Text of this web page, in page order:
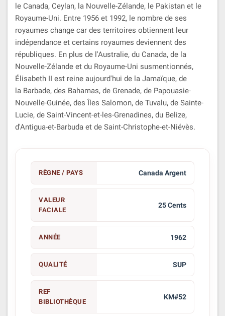
le Canada, Ceylan, la Nouvelle-Zélande, le Pakistan et le
Royaume-Uni. Entre 1956 et 1992, le nombre de ses
royaumes change car des territoires obtiennent leur
indépendance et certains royaumes deviennent des
républiques. En plus de l'Australie, du Canada, de la
Nouvelle-Zélande et du Royaume-Uni susmentionnés,
Élisabeth II est reine aujourd'hui de la Jamaïque, de
la Barbade, des Bahamas, de Grenade, de Papouasie-
Nouvelle-Guinée, des Îles Salomon, de Tuvalu, de Sainte-
Lucie, de Saint-Vincent-et-les-Grenadines, du Belize,
d'Antigua-et-Barbuda et de Saint-Christophe-et-Niévès.
RÈGNE / PAYS Canada Argent
VALEUR
FACIALE
25 Cents
ANNÉE 1962
QUALITÉ SUP
REF
BIBLIOTHÈQUE
KM#52